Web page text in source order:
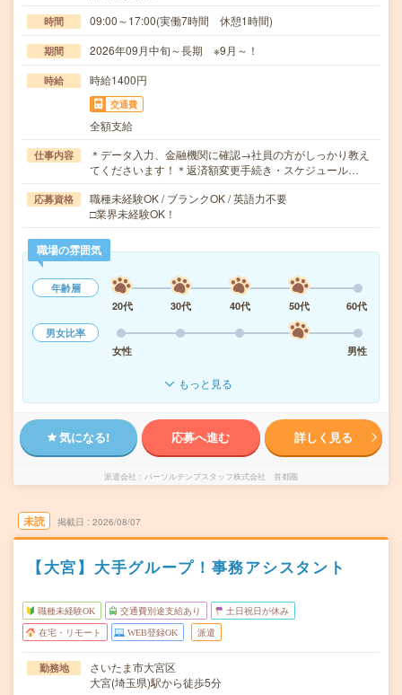
時間 09:00～17:00(実働7時間 休憩1時間)
期間 2026年09月中旬～長期 ※9月～！
時給 時給1400円
交通費
全額支給
仕事内容
＊データ入力、金融機関に確認→社員の方がしっかり教え
てくださいます！＊返済額変更手続き・スケジュール…
応募資格
職種未経験OK / ブランクOK / 英語力不要
□業界未経験OK！
職場の雰囲気
年齢層
20代
30代 40代 50代
60代
男女比率
女性
男性
もっと見る
気になる! 応募へ進む 詳しく見る
派遣会社 パーソルテンプスタッフ株式会社 首都圏
未読 掲載日 2026/08/07
【大宮】大手グループ！事務アシスタント
職種未経験OK 交通費別途支給あり 土日祝日が休み
在宅・リモート WEB登録OK 派遣
勤務地
さいたま市大宮区
大宮(埼玉県)駅から徒歩5分